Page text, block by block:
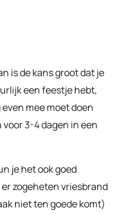
is de kans groot dat je
een feestje hebt,
mee moet doen
3-4 dagen in een
je het ook goed
zogeheten vriesbrand
niet ten goede komt)